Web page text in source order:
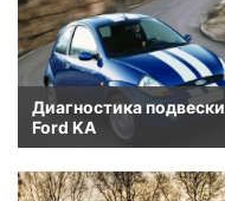
Диагностика подвески
Ford KA